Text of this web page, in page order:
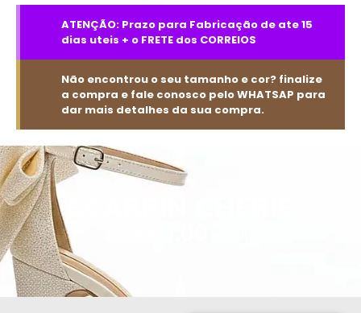
ATENÇÃO: Prazo para Fabricação de ate 15
dias uteis + o FRETE dos CORREIOS
Não encontrou o seu tamanho e cor? finalize
a compra e fale conosco pelo WHATSAP para
dar mais detalhes da sua compra.